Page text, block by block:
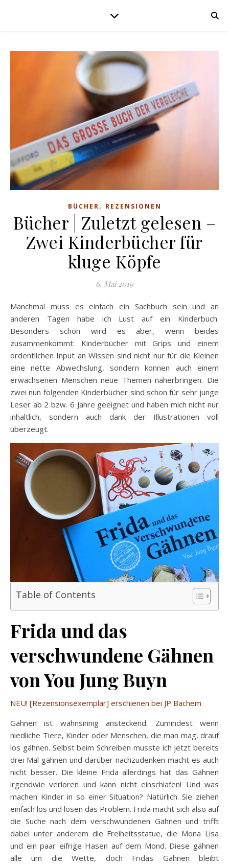
BÜCHER, REZENSIONEN
Bücher | Zuletzt gelesen –
Zwei Kinderbücher für
kluge Köpfe
6. Mai 2019
Manchmal muss es einfach ein Sachbuch sein und an
anderen Tagen habe ich Lust auf ein Kinderbuch.
Besonders schön wird es aber, wenn beides
zusammenkommt: Kinderbücher mit Grips und einem
ordentlichen Input an Wissen sind nicht nur für die Kleinen
eine nette Abwechslung, sondern können auch einem
erwachsenen Menschen neue Themen näherbringen. Die
zwei nun folgenden Kinderbücher sind schon für sehr junge
Leser ab 2 bzw. 6 Jahre geeignet und haben mich nicht nur
inhaltlich, sondern auch dank der Illustrationen voll
überzeugt.
Table of Contents
Frida und das
verschwundene Gähnen
von You Jung Buyn
NEU! [Rezensionsexemplar] erschienen bei JP Bachem
Gähnen ist wahnsinnig ansteckend. Zumindest wenn
niedliche Tiere, Kinder oder Menschen, die man mag, drauf
los gähnen. Selbst beim Schreiben musste ich jetzt bereits
drei Mal gähnen und darüber nachzudenken macht es auch
nicht besser. Die kleine Frida allerdings hat das Gähnen
irgendwie verloren und kann nicht einschlafen! Und was
machen Kinder in so einer Situation? Natürlich. Sie ziehen
einfach los und lösen das Problem. Frida macht sich also auf
die Suche nach dem verschwundenen Gähnen und trifft
dabei unter anderem die Freiheitsstatue, die Mona Lisa
und ein paar eifrige Hasen auf dem Mond. Diese gähnen
alle um die Wette, doch Fridas Gähnen bleibt